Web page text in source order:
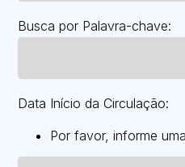
Busca por Palavra-chave:
Data Início da Circulação:
Por favor, informe